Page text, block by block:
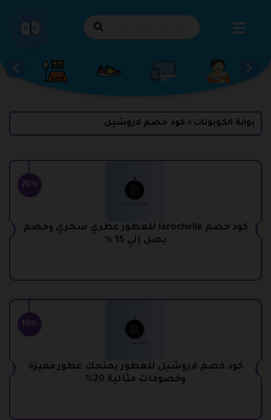
بوابة الكوبونات > كود خصم لاروشيل
20%
كود خصم larochelle للعطور عطري سحري وخصم
يصل إلي 15 %
10%
كود خصم لاروشيل للعطور يمنحك عطور مميزة
وخصومات مثالية 20%